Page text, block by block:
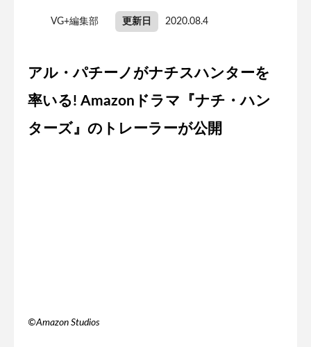
VG+編集部 更新日 2020.08.4
アル・パチーノがナチスハンターを
率いる! Amazonドラマ『ナチ・ハン
ターズ』のトレーラーが公開
©️Amazon Studios